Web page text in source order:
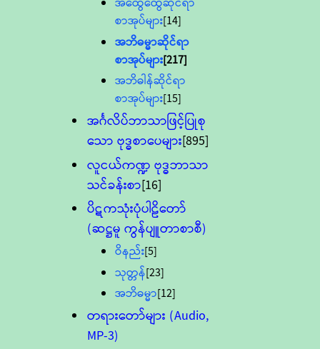
စာအုပ်များ[14]
အဘိဓမ္မာဆိုင်ရာ
စာအုပ်များ[217]
အဘိဓါန်ဆိုင်ရာ
စာအုပ်များ[15]
အင်္ဂလိပ်ဘာသာဖြင့်ပြုစု
သော ဗုဒ္ဓစာပေများ[895]
လူငယ်ကဏ္ဍ ဗုဒ္ဓဘာသာ
သင်ခန်းစာ[16]
ပိဋကသုံးပုံပါဠိတော်
(ဆဋ္ဌမူ ကွန်ပျူတာစာစီ)
ဝိနည်း[5]
သုတ္တန်[23]
အဘိဓမ္မာ[12]
တရားတော်များ (Audio,
MP-3)